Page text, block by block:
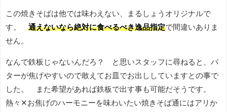
この焼きそばは他では味わえない、まるしょうオリジナルで
す。 通えないなら絶対に食べるべき逸品指定で間違いありま
せん。
なんで鉄板じゃないんだろ？ と思いスタッフに尋ねると、バ
ターが焦げやすいので敢えてお皿でお出ししていますとの事で
した。 また希望があれば鉄板で出す事も可能だそうです。
熱々✕お焦げのハーモニーを味わいたい焼きそば通にはアリか